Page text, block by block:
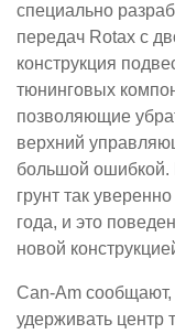
специально
передач Rotax с
конструкция
тюнинговых
позволяющие
верхний
большой ошибкой.
грунт так
года, и это
новой
Can-Am сообщают,
удерживать центр